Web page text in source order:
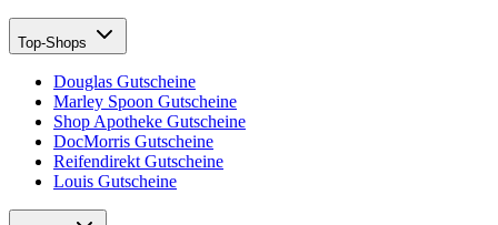
Top-Shops
Douglas Gutscheine
Marley Spoon Gutscheine
Shop Apotheke Gutscheine
DocMorris Gutscheine
Reifendirekt Gutscheine
Louis Gutscheine